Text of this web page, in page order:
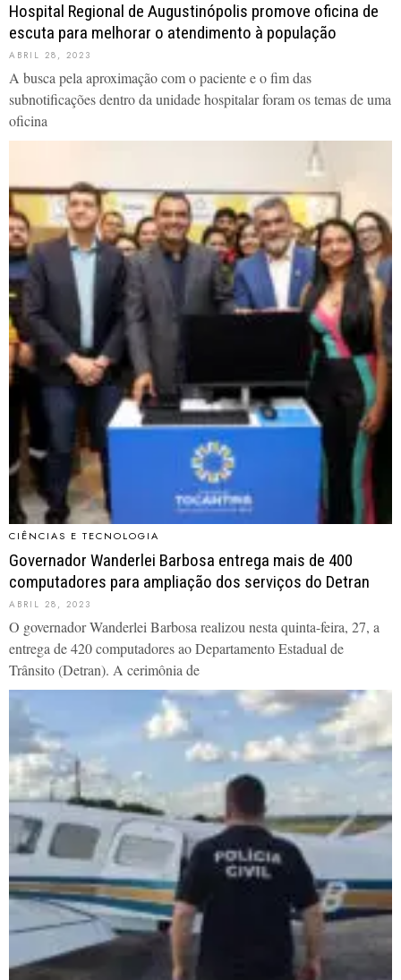
Hospital Regional de Augustinópolis promove oficina de
escuta para melhorar o atendimento à população
ABRIL 28, 2023
A busca pela aproximação com o paciente e o fim das
subnotificações dentro da unidade hospitalar foram os temas de uma
oficina
CIÊNCIAS E TECNOLOGIA
Governador Wanderlei Barbosa entrega mais de 400
computadores para ampliação dos serviços do Detran
ABRIL 28, 2023
O governador Wanderlei Barbosa realizou nesta quinta-feira, 27, a
entrega de 420 computadores ao Departamento Estadual de
Trânsito (Detran). A cerimônia de